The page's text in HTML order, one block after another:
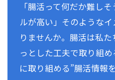
「腸活って何だか難し
ルが高い」そのような
りませんか。腸活は私
っとした工夫で取り組
に取り組める”腸活情報